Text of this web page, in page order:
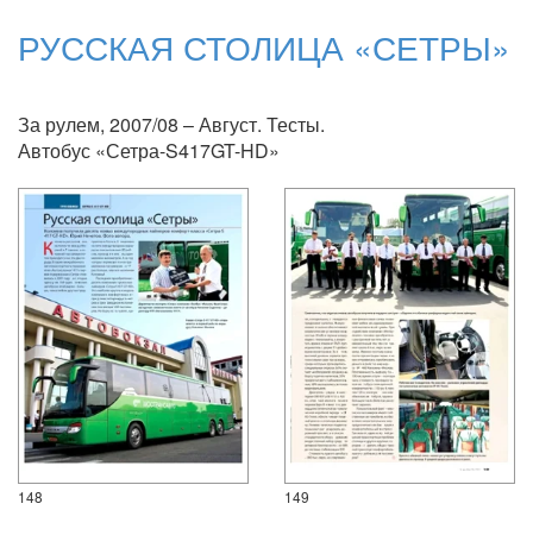
РУССКАЯ СТОЛИЦА «СЕТРЫ»
За рулем, 2007/08 – Август. Тесты.
Автобус «Сетра-S417GT-HD»
148 149